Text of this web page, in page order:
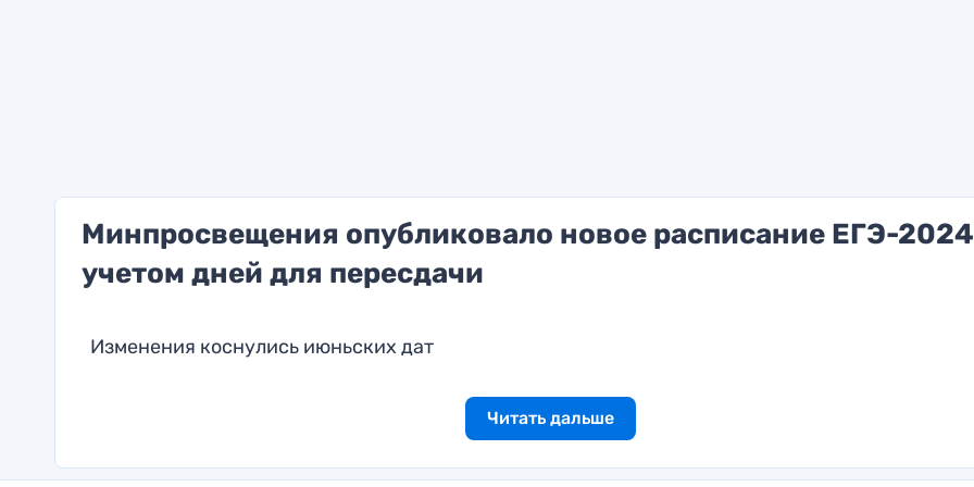
Минпросвещения опубликовало новое расписание ЕГЭ-
учетом дней для пересдачи
Изменения коснулись июньских дат
Читать дальше